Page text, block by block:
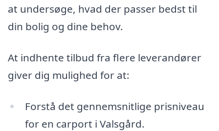
at undersøge, hvad der passer bedst til
din bolig og dine behov.
At indhente tilbud fra flere leverandører
giver dig mulighed for at:
Forstå det gennemsnitlige prisniveau
for en carport i Valsgård.